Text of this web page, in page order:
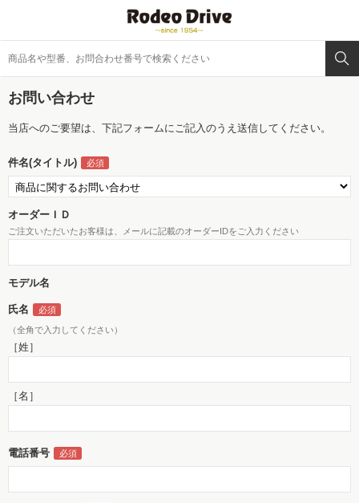
お問い合わせ
当店へのご要望は、下記フォームにご記入のうえ送信してください。
件名(タイトル)
オーダーＩＤ
ご注文いただいたお客様は、メールに記載のオーダーIDをご入力ください
モデル名
氏名
（全角で入力してください）
［姓］
［名］
電話番号